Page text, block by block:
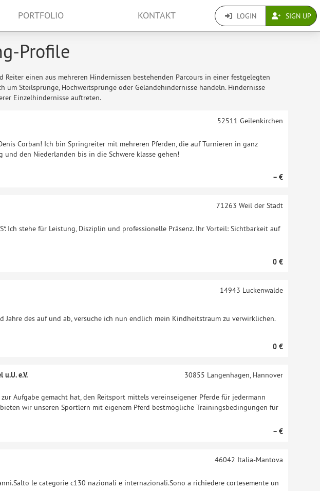
PORTFOLIO KONTAKT LOGIN SIGN UP
Profile
einen aus mehreren Hindernissen bestehenden Parcours in einer festgelegten
um Steilsprünge, Hochweitsprünge oder Geländehindernisse handeln. Hindernisse
Einzelhindernisse auftreten.
Corban! Ich bin Springreiter mit mehreren Pferden, die auf Turnieren in ganz
und den Niederlanden bis in die Schwere klasse gehen!
52511 Geilenkirchen
– €
Ich stehe für Leistung, Disziplin und professionelle Präsenz. Ihr Vorteil: Sichtbarkeit auf
71263 Weil der Stadt
0 €
Jahre des auf und ab, versuche ich nun endlich mein Kindheitstraum zu verwirklichen.
14943 Luckenwalde
0 €
e.V.
Aufgabe gemacht hat, den Reitsport mittels vereinseigener Pferde für jedermann
wir unseren Sportlern mit eigenem Pferd bestmögliche Trainingsbedingungen für
30855 Langenhagen, Hannover
– €
le categorie c130 nazionali e internazionali.Sono a richiedere cortesemente un
46042 Italia-Mantova